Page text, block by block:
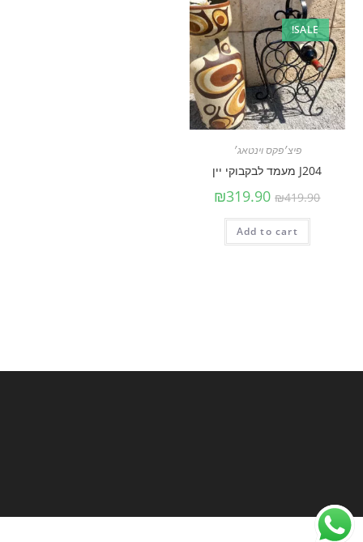
SALE!
פיצ׳פקס וינטאג׳
J204 מעמד לבקבוקי יין
₪419.90
₪319.90
Add to cart